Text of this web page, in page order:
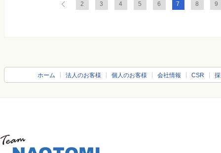
2 3 4 5 6 7 8 9
ホーム 法人のお客様 個人のお客様 会社情報 CSR